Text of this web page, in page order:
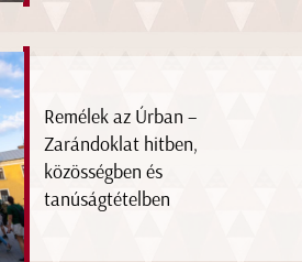
Remélek az Úrban –
Zarándoklat hitben,
közösségben és
tanúságtételben